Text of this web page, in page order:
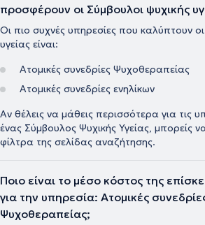
προσφέρουν οι Σύμβουλοι ψυχικής
Οι πιο συχνές υπηρεσίες που καλύπτουν
υγείας είναι:
Ατομικές συνεδρίες Ψυχοθεραπείας
Ατομικές συνεδρίες ενηλίκων
Αν θέλεις να μάθεις περισσότερα για τις
ένας Σύμβουλος Ψυχικής Υγείας, μπορείς
φίλτρα της σελίδας αναζήτησης.
Ποιο είναι το μέσο κόστος της
για την υπηρεσία: Ατομικές
Ψυχοθεραπείας;